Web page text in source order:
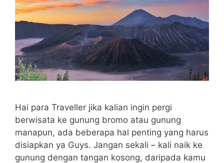
Hai para Traveller jika kalian ingin pergi
berwisata ke gunung bromo atau gunung
manapun, ada beberapa hal penting yang harus
disiapkan ya Guys. Jangan sekali – kali naik ke
gunung dengan tangan kosong, daripada kamu